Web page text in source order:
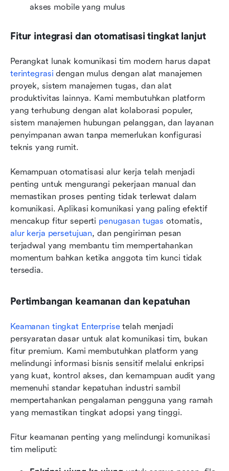
akses mobile yang mulus
Fitur integrasi dan otomatisasi tingkat lanjut
Perangkat lunak komunikasi tim modern harus dapat
terintegrasi dengan mulus dengan alat manajemen
proyek, sistem manajemen tugas, dan alat
produktivitas lainnya. Kami membutuhkan platform
yang terhubung dengan alat kolaborasi populer,
sistem manajemen hubungan pelanggan, dan layanan
penyimpanan awan tanpa memerlukan konfigurasi
teknis yang rumit.
Kemampuan otomatisasi alur kerja telah menjadi
penting untuk mengurangi pekerjaan manual dan
memastikan proses penting tidak terlewat dalam
komunikasi. Aplikasi komunikasi yang paling efektif
mencakup fitur seperti penugasan tugas
alur kerja persetujuan, dan pengiriman pesan
terjadwal yang membantu tim mempertahankan
momentum bahkan ketika anggota tim kunci tidak
tersedia.
Pertimbangan keamanan dan kepatuhan
Keamanan tingkat Enterprise telah menjadi
persyaratan dasar untuk alat komunikasi tim, bukan
fitur premium. Kami membutuhkan platform yang
melindungi informasi bisnis sensitif melalui enkripsi
yang kuat, kontrol akses, dan kemampuan audit yang
memenuhi standar kepatuhan industri sambil
mempertahankan pengalaman pengguna yang ramah
yang memastikan tingkat adopsi yang tinggi.
Fitur keamanan penting yang melindungi komunikasi
tim meliputi: